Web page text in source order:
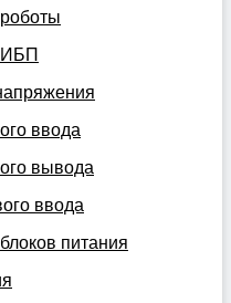
ввода
вывода
ввода
питания